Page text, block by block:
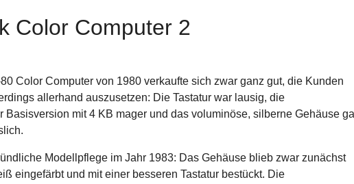
Color Computer 2
Color Computer von 1980 verkaufte sich zwar ganz gut, die Kunden
allerhand auszusetzen: Die Tastatur war lausig, die
Basisversion mit 4 KB mager und das voluminöse, silberne Gehäuse
Modellpflege im Jahr 1983: Das Gehäuse blieb zwar zunächst
eingefärbt und mit einer besseren Tastatur bestückt. Die